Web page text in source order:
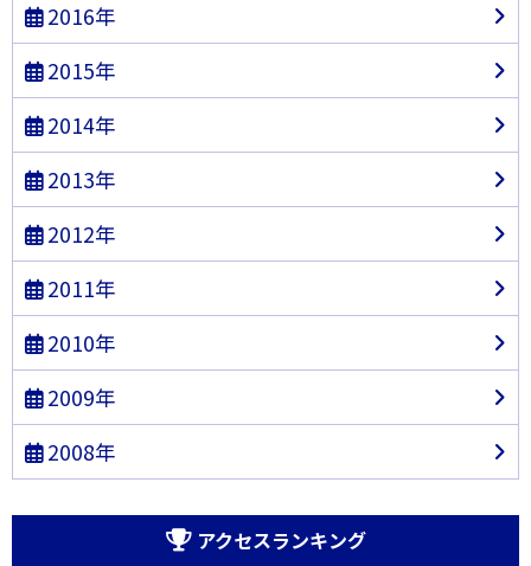
2016年
2015年
2014年
2013年
2012年
2011年
2010年
2009年
2008年
アクセスランキング